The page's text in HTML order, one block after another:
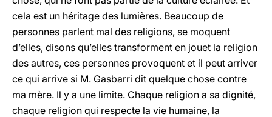
cela est un héritage des lumières. Beaucoup de
personnes parlent mal des religions, se moquent
d’elles, disons qu’elles transforment en jouet la religion
des autres, ces personnes provoquent et il peut arriver
ce qui arrive si M. Gasbarri dit quelque chose contre
ma mère. Il y a une limite. Chaque religion a sa dignité,
chaque religion qui respecte la vie humaine, la